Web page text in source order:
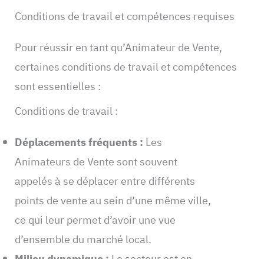
Conditions de travail et compétences requises
Pour réussir en tant qu’Animateur de Vente,
certaines conditions de travail et compétences
sont essentielles :
Conditions de travail :
Déplacements fréquents : Les
Animateurs de Vente sont souvent
appelés à se déplacer entre différents
points de vente au sein d’une même ville,
ce qui leur permet d’avoir une vue
d’ensemble du marché local.